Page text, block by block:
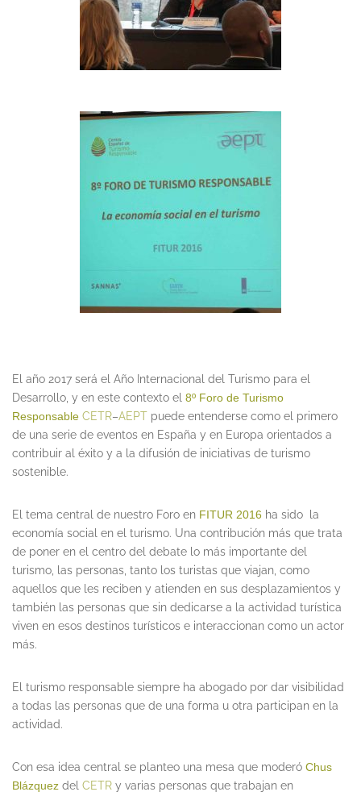
El año 2017 será el Año Internacional del Turismo para el
Desarrollo, y en este contexto el 8º Foro de Turismo
Responsable CETR–AEPT puede entenderse como el primero
de una serie de eventos en España y en Europa orientados a
contribuir al éxito y a la difusión de iniciativas de turismo
sostenible.
El tema central de nuestro Foro en FITUR 2016 ha sido la
economía social en el turismo. Una contribución más que trata
de poner en el centro del debate lo más importante del
turismo, las personas, tanto los turistas que viajan, como
aquellos que les reciben y atienden en sus desplazamientos y
también las personas que sin dedicarse a la actividad turística
viven en esos destinos turísticos e interaccionan como un actor
más.
El turismo responsable siempre ha abogado por dar visibilidad
a todas las personas que de una forma u otra participan en la
actividad.
Con esa idea central se planteo una mesa que moderó Chus
Blázquez del CETR y varias personas que trabajan en